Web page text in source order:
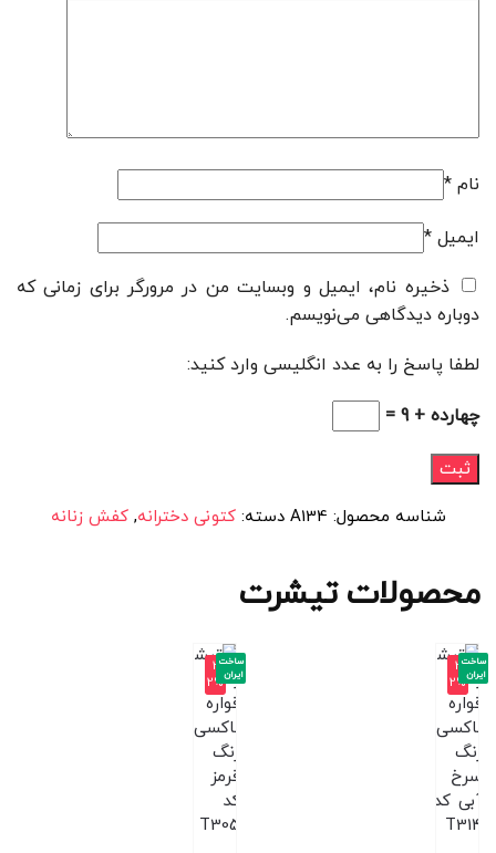
نام *
ایمیل *
ذخیره نام، ایمیل و وبسایت من در مرورگر برای زمانی که
دوباره دیدگاهی می‌نویسم.
لطفا پاسخ را به عدد انگلیسی وارد کنید:
چهارده + 9 =
شناسه محصول: A134 دسته:کتونی دخترانه,کفش زنانه
محصولات تیشرت
-3
2%
ساخت
ایران
-3
2%
ساخت
ایران